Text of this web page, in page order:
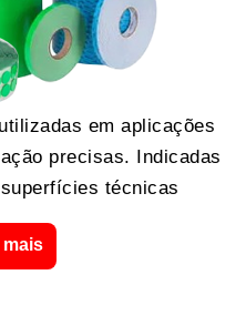
em aplicações
precisas. Indicadas
técnicas
mais